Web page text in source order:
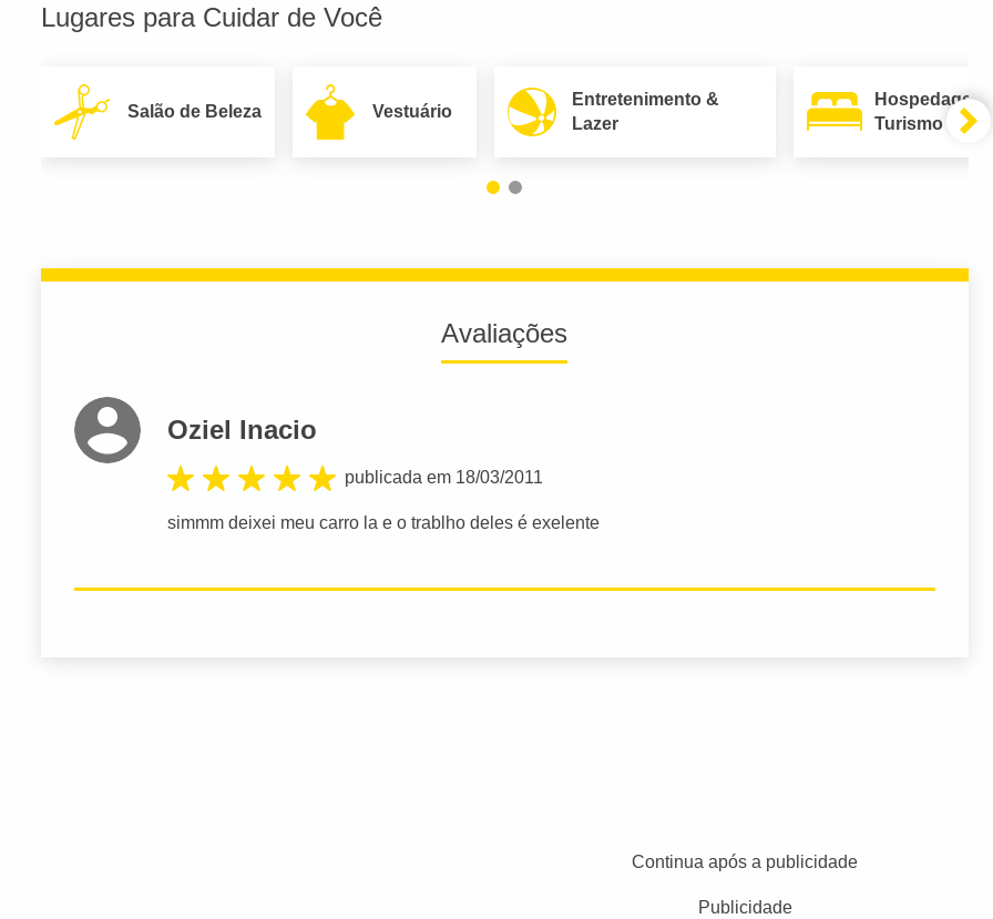
Lugares para Cuidar de Você
Salão de Beleza Vestuário
Entretenimento &
Lazer
Hospedagem
Turismo
Avaliações
Oziel Inacio
publicada em 18/03/2011
simmm deixei meu carro la e o trablho deles é exelente
Continua após a publicidade
Publicidade